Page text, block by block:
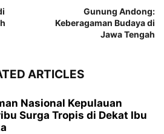
Gunung Andong:
Keberagaman Budaya di
Jawa Tengah
ARTICLES
Nasional Kepulauan
Surga Tropis di Dekat Ibu